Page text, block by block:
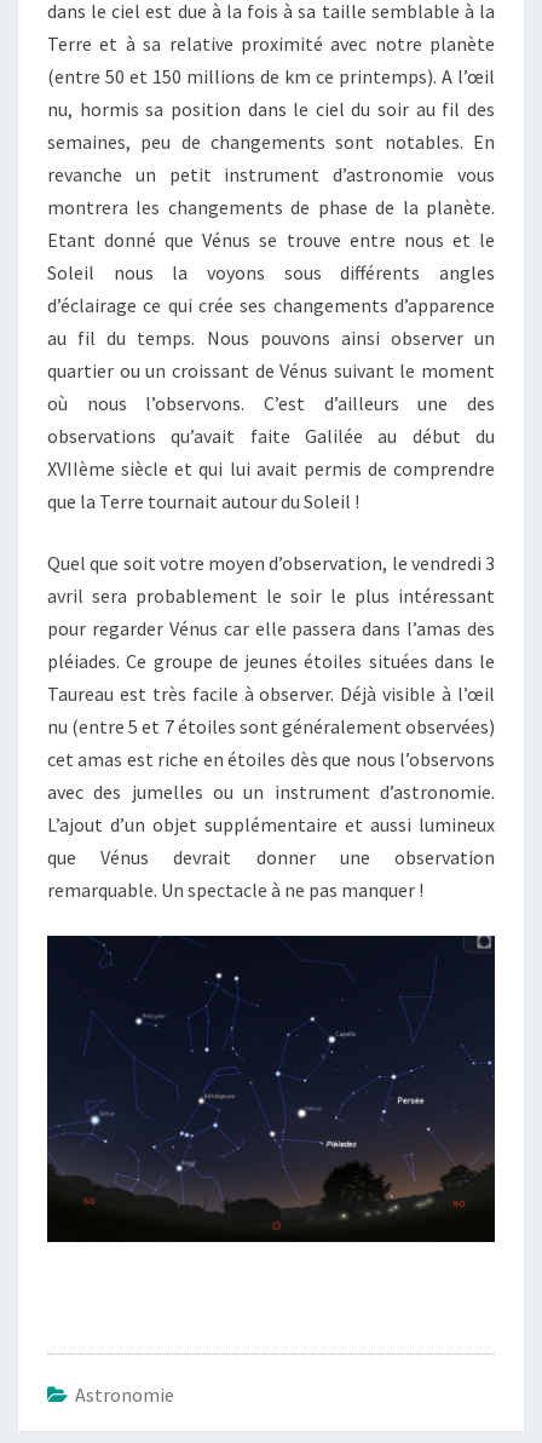
dans le ciel est due à la fois à sa taille semblable à la
Terre et à sa relative proximité avec notre planète
(entre 50 et 150 millions de km ce printemps). A l’œil
nu, hormis sa position dans le ciel du soir au fil des
semaines, peu de changements sont notables. En
revanche un petit instrument d’astronomie vous
montrera les changements de phase de la planète.
Etant donné que Vénus se trouve entre nous et le
Soleil nous la voyons sous différents angles
d’éclairage ce qui crée ses changements d’apparence
au fil du temps. Nous pouvons ainsi observer un
quartier ou un croissant de Vénus suivant le moment
où nous l’observons. C’est d’ailleurs une des
observations qu’avait faite Galilée au début du
XVIIème siècle et qui lui avait permis de comprendre
que la Terre tournait autour du Soleil !
Quel que soit votre moyen d’observation, le vendredi 3
avril sera probablement le soir le plus intéressant
pour regarder Vénus car elle passera dans l’amas des
pléiades. Ce groupe de jeunes étoiles situées dans le
Taureau est très facile à observer. Déjà visible à l’œil
nu (entre 5 et 7 étoiles sont généralement observées)
cet amas est riche en étoiles dès que nous l’observons
avec des jumelles ou un instrument d’astronomie.
L’ajout d’un objet supplémentaire et aussi lumineux
que Vénus devrait donner une observation
remarquable. Un spectacle à ne pas manquer !
Astronomie